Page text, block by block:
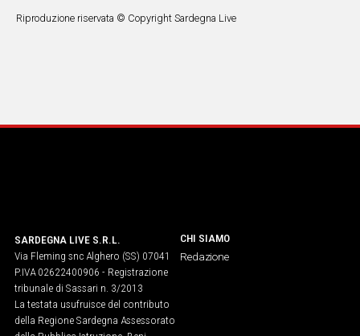
Riproduzione riservata © Copyright Sardegna Live
SARDEGNA LIVE S.R.L.
Via Fleming snc Alghero (SS) 07041
P.IVA 02622400906 - Registrazione
tribunale di Sassari n. 3/2013
La testata usufruisce del contributo
della Regione Sardegna Assessorato
CHI SIAMO
Redazione